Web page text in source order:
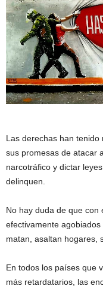
Las derechas han
sus promesas de atacar
narcotráfico y dictar
delinquen.
No hay duda de que con
efectivamente
matan, asaltan hogares,
En todos los países que
más retardatarios, las